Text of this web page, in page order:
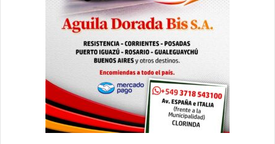
de cine durante los viernes por la tarde.
El Intendente Ariel Caniza manifestó que este domingo 4 de
enero estará habilitándose oficialmente la playa municipal, para
ello ya cuentan con los guardavidas, con el instrumento legal
pertinente y otros detalles necesarios, Caniza agradeció el
apoyo de siempre del Gobernador el Dr. Gildo Insfrán que